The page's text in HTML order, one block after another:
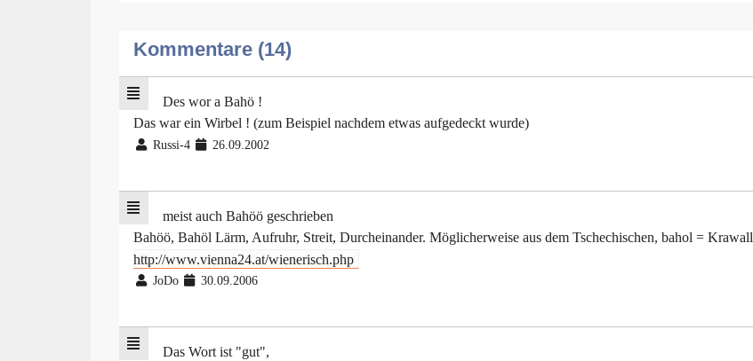
Kommentare (14)
Des wor a Bahö !
Das war ein Wirbel ! (zum Beispiel nachdem etwas aufgedeckt wurde)
Russi-4 26.09.2002
meist auch Bahöö geschrieben
Bahöö, Bahöl Lärm, Aufruhr, Streit, Durcheinander. Möglicherweise aus dem Tschechischen, bahol = Krawall
http://www.vienna24.at/wienerisch.php
JoDo 30.09.2006
Das Wort ist "gut",